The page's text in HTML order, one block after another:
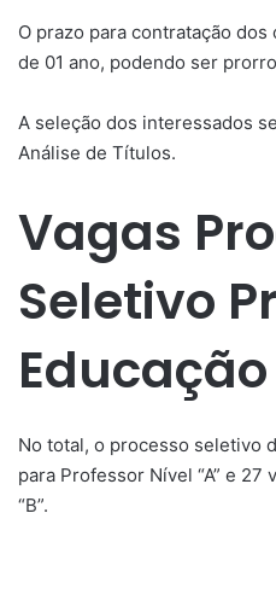
O prazo para contratação
de 01 ano, podendo ser
A seleção dos interessados
Análise de Títulos.
Vagas
Seletivo
No total, o processo seletivo
para Professor Nível “A” e
“B”.